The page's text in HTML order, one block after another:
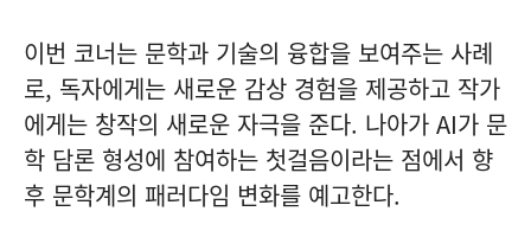
이번 코너는 문학과 기술의 융합을 보여주는 사례
로, 독자에게는 새로운 감상 경험을 제공하고 작가
에게는 창작의 새로운 자극을 준다. 나아가 AI가 문
학 담론 형성에 참여하는 첫걸음이라는 점에서 향
후 문학계의 패러다임 변화를 예고한다.